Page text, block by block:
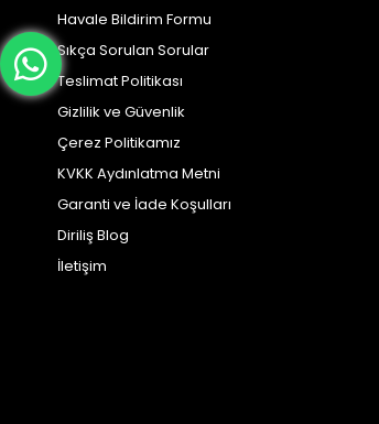
Havale Bildirim Formu
Sıkça Sorulan Sorular
Teslimat Politikası
Gizlilik ve Güvenlik
Çerez Politikamız
KVKK Aydınlatma Metni
Garanti ve İade Koşulları
Diriliş Blog
İletişim